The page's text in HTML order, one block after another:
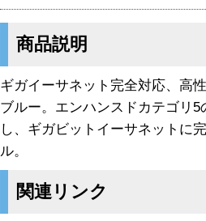
商品説明
ギガイーサネット完全対応、高
ブルー。エンハンスドカテゴリ
し、ギガビットイーサネットに
ル。
関連リンク